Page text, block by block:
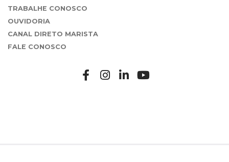
TRABALHE CONOSCO
OUVIDORIA
CANAL DIRETO MARISTA
FALE CONOSCO